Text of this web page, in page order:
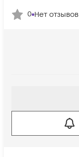
0 Нет отзывов